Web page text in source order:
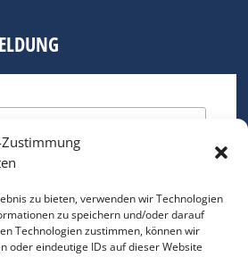
Zustimmung
zu bieten, verwenden wir Technologien
zu speichern und/oder darauf
Technologien zustimmen, können wir
oder eindeutige IDs auf dieser Website
ein.
*